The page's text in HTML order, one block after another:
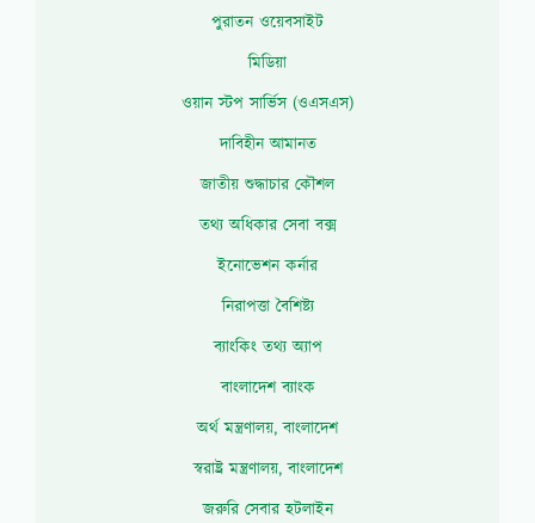
পুরাতন ওয়েবসাইট
মিডিয়া
ওয়ান স্টপ সার্ভিস (ওএসএস)
দাবিহীন আমানত
জাতীয় শুদ্ধাচার কৌশল
তথ্য অধিকার সেবা বক্স
ইনোভেশন কর্নার
নিরাপত্তা বৈশিষ্ট্য
ব্যাংকিং তথ্য অ্যাপ
বাংলাদেশ ব্যাংক
অর্থ মন্ত্রণালয়, বাংলাদেশ
স্বরাষ্ট্র মন্ত্রণালয়, বাংলাদেশ
জরুরি সেবার হটলাইন